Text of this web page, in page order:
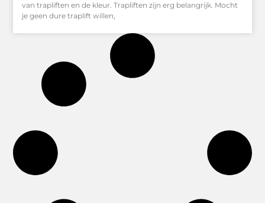
van trapliften en de kleur. Trapliften zijn erg belangrijk. Mocht
je geen dure traplift willen,